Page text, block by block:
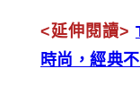
<延伸閱讀>
時尚，經典